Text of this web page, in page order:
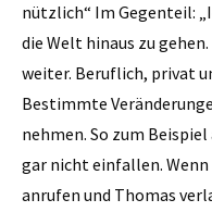
nützlich“ Im Gegenteil:
die Welt ­hinaus zu
weiter. Beruflich, privat
Bestimmte
nehmen. So zum
gar nicht einfallen.
anrufen und Thomas